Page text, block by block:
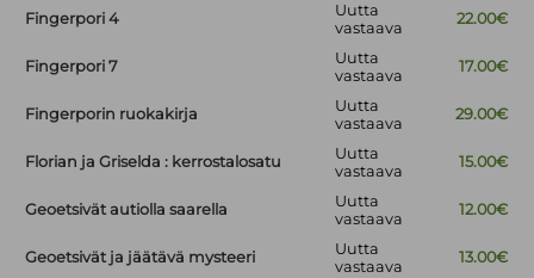
Fingerpori 4
Uutta
vastaava
22.00€
Fingerpori 7
Uutta
vastaava
17.00€
Fingerporin ruokakirja
Uutta
vastaava
29.00€
Florian ja Griselda : kerrostalosatu
Uutta
vastaava
15.00€
Geoetsivät autiolla saarella
Uutta
vastaava
12.00€
Geoetsivät ja jäätävä mysteeri
Uutta
vastaava
13.00€